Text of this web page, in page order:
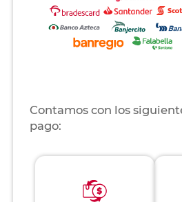
Contamos con los
pago: